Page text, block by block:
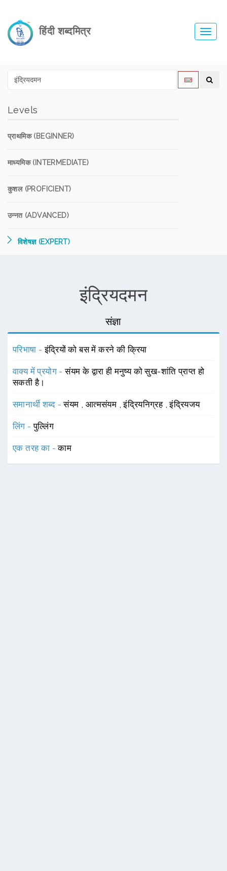
हिंदी शब्दमित्र
Levels
प्राथमिक (BEGINNER)
माध्यमिक (INTERMEDIATE)
कुशल (PROFICIENT)
उन्नत (ADVANCED)
विशेषज्ञ (EXPERT)
इंद्रियदमन
संज्ञा
परिभाषा -इंद्रियों को बस में करने की क्रिया
वाक्य में प्रयोग -संयम के द्वारा ही मनुष्य को सुख-शांति प्राप्त हो
सकती है।
समानार्थी शब्द -संयम , आत्मसंयम ,इंद्रियनिग्रह ,इंद्रियजय
लिंग -पुल्लिंग
एक तरह का -काम